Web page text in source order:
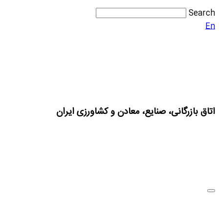
Search
En
اتاق بازرگانی، صنایع، معادن و کشاورزی ایران